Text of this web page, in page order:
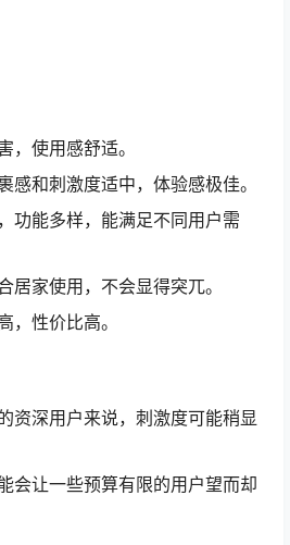
，使用感舒适。
感和刺激度适中，体验感极佳。
功能多样，能满足不同用户需
居家使用，不会显得突兀。
，性价比高。
资深用户来说，刺激度可能稍显
会让一些预算有限的用户望而却